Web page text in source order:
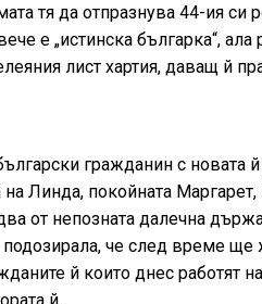
тя да отпразнува 44-ия си
е „истинска българка“,
лист хартия, даващ й
гражданин с новата й
Линда, покойната Маргарет,
от непозната далечна
че след време ще
й които днес работят
й.